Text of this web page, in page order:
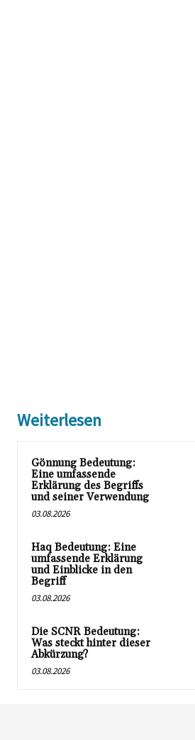
Weiterlesen
Gönnung Bedeutung:
Eine umfassende
Erklärung des Begriffs
und seiner Verwendung
03.08.2026
Haq Bedeutung: Eine
umfassende Erklärung
und Einblicke in den
Begriff
03.08.2026
Die SCNR Bedeutung:
Was steckt hinter dieser
Abkürzung?
03.08.2026